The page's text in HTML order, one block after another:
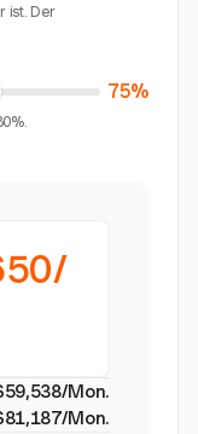
ist. Der
75%
Mon.
Mon.